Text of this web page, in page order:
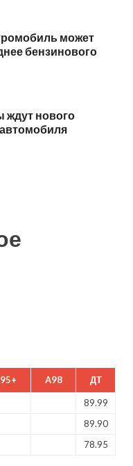
может
бензинового
ждут нового
A98 ДТ
89.99
89.90
78.95